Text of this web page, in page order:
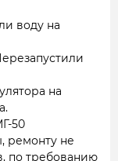
воду на
на
50
ремонту не
по требованию